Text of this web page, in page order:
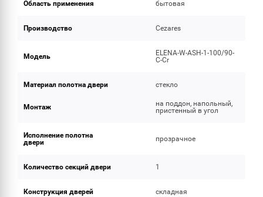
Область применения бытовая
Производство Cezares
Модель
ELENA-W-ASH-1-100/90-
C-Cr
Материал полотна двери стекло
Монтаж
на поддон, напольный,
пристенный в угол
Исполнение полотна
двери
прозрачное
Количество секций двери 1
Конструкция дверей складная